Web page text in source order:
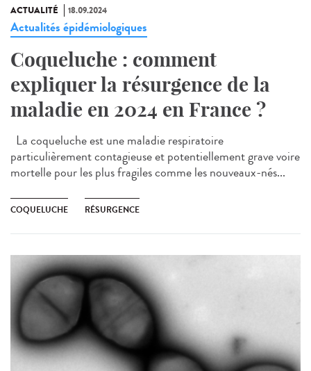
ACTUALITÉ 18.09.2024
Actualités épidémiologiques
Coqueluche : comment
expliquer la résurgence de la
maladie en 2024 en France ?
La coqueluche est une maladie respiratoire
particulièrement contagieuse et potentiellement grave voire
mortelle pour les plus fragiles comme les nouveaux-nés...
COQUELUCHE RÉSURGENCE